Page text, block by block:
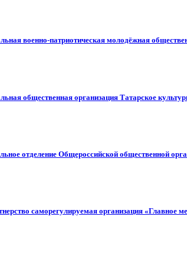
военно-патриотическая молодёжная
общественная организация Татарское
отделение Общероссийской общественной
саморегулируемая организация